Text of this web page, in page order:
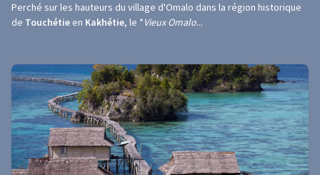
Perché sur les hauteurs du village d'Omalo dans la région historique
de Touchétie en Kakhétie, le *Vieux Omalo...